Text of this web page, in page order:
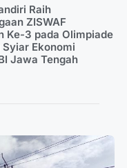
Raih
ZISWAF
Ke-3 pada Olimpiade
Ekonomi
Jawa Tengah